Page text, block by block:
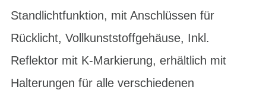
Standlichtfunktion, mit Anschlüssen für
Rücklicht, Vollkunststoffgehäuse, Inkl.
Reflektor mit K-Markierung, erhältlich mit
Halterungen für alle verschiedenen